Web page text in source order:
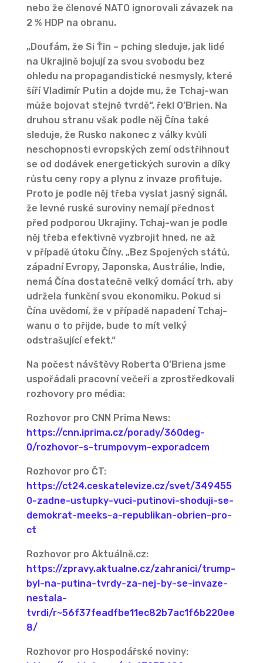
nebo že členové NATO ignorovali závazek na
2 % HDP na obranu.
„Doufám, že Si Ťin – pching sleduje, jak lidé
na Ukrajině bojují za svou svobodu bez
ohledu na propagandistické nesmysly, které
šíří Vladimír Putin a dojde mu, že Tchaj-wan
může bojovat stejně tvrdě“, řekl O’Brien. Na
druhou stranu však podle něj Čína také
sleduje, že Rusko nakonec z války kvůli
neschopnosti evropských zemí odstřihnout
se od dodávek energetických surovin a díky
růstu ceny ropy a plynu z invaze profituje.
Proto je podle něj třeba vyslat jasný signál,
že levné ruské suroviny nemají přednost
před podporou Ukrajiny. Tchaj-wan je podle
něj třeba efektivně vyzbrojit hned, ne až
v případě útoku Číny. „Bez Spojených států,
západní Evropy, Japonska, Austrálie, Indie,
nemá Čína dostatečně velký domácí trh, aby
udržela funkční svou ekonomiku. Pokud si
Čína uvědomí, že v případě napadení Tchaj-
wanu o to přijde, bude to mít velký
odstrašující efekt.“
Na počest návštěvy Roberta O’Briena jsme
uspořádali pracovní večeři a zprostředkovali
rozhovory pro média:
Rozhovor pro CNN Prima News:
https://cnn.iprima.cz/porady/360deg-
0/rozhovor-s-trumpovym-exporadcem
Rozhovor pro ČT:
https://ct24.ceskatelevize.cz/svet/349455
0-zadne-ustupky-vuci-putinovi-shoduji-se-
demokrat-meeks-a-republikan-obrien-pro-
ct
Rozhovor pro Aktuálně.cz:
https://zpravy.aktualne.cz/zahranici/trump-
byl-na-putina-tvrdy-za-nej-by-se-invaze-
nestala-
tvrdi/r~56f37feadfbe11ec82b7ac1f6b220ee
8/
Rozhovor pro Hospodářské noviny: